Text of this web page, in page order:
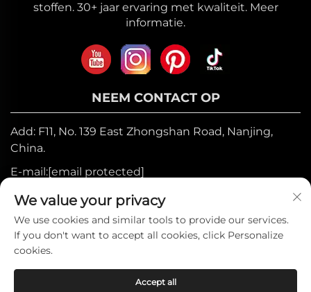
stoffen. 30+ jaar ervaring met kwaliteit. Meer
informatie.
NEEM CONTACT OP
Add: F11, No. 139 East Zhongshan Road, Nanjing,
China.
E-mail:[email protected]
Mobiel:+86-17327710449
Tel:+86-025-84573776
Auteursrecht © 2025 door Heniemo Home
Collection Co., Ltd. —
We value your privacy
We use cookies and similar tools to provide our services.
If you don't want to accept all cookies, click Personalize
cookies.
Accept all